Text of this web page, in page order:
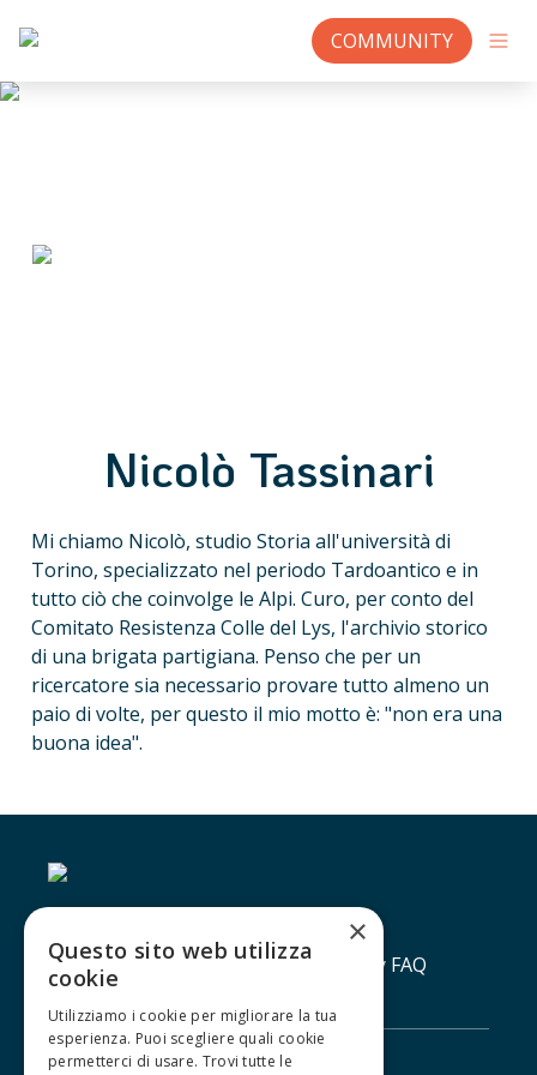
COMMUNITY
Nicolò Tassinari
Mi chiamo Nicolò, studio Storia all'università di
Torino, specializzato nel periodo Tardoantico e in
tutto ciò che coinvolge le Alpi. Curo, per conto del
Comitato Resistenza Colle del Lys, l'archivio storico
di una brigata partigiana. Penso che per un
ricercatore sia necessario provare tutto almeno un
paio di volte, per questo il mio motto è: "non era una
buona idea".
Contatti Lavora con noiPrivacy policy FAQ
×
Questo sito web utilizza
cookie
Utilizziamo i cookie per migliorare la tua
esperienza. Puoi scegliere quali cookie
permetterci di usare. Trovi tutte le